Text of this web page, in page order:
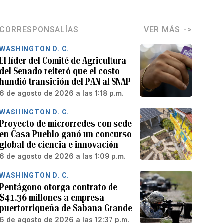
CORRESPONSALÍAS VER MÁS
WASHINGTON D. C.
El líder del Comité de Agricultura
del Senado reiteró que el costo
hundió transición del PAN al SNAP
6 de agosto de 2026 a las 1:18 p.m.
WASHINGTON D. C.
Proyecto de microrredes con sede
en Casa Pueblo ganó un concurso
global de ciencia e innovación
6 de agosto de 2026 a las 1:09 p.m.
WASHINGTON D. C.
Pentágono otorga contrato de
$41.36 millones a empresa
puertorriqueña de Sabana Grande
6 de agosto de 2026 a las 12:37 p.m.